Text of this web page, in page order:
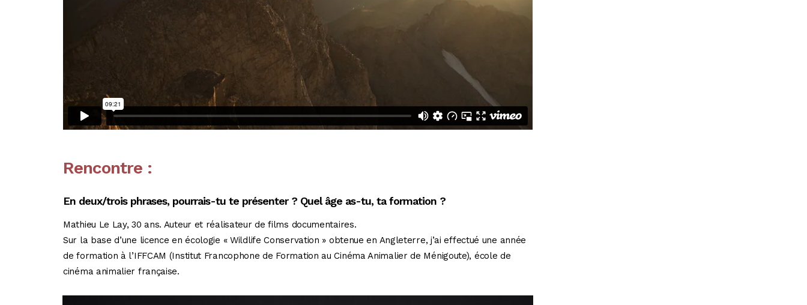
Rencontre :
En deux/trois phrases, pourrais-tu te présenter ? Quel âge as-tu, ta formation ?
Mathieu Le Lay, 30 ans. Auteur et réalisateur de films documentaires.
Sur la base d’une licence en écologie « Wildlife Conservation » obtenue en Angleterre, j’ai effectué une année
de formation à l’IFFCAM (Institut Francophone de Formation au Cinéma Animalier de Ménigoute), école de
cinéma animalier française.